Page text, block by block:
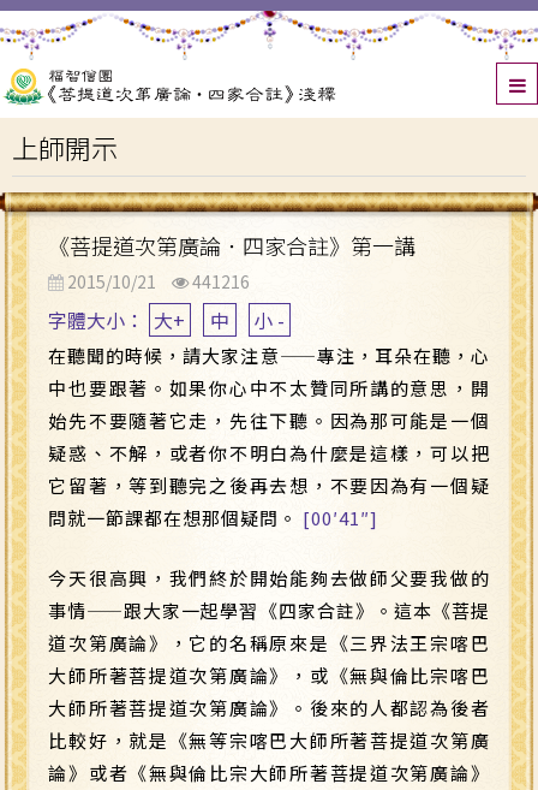
上師開示
《菩提道次第廣論．四家合註》第一講
2015/10/21 441216
字體大小： 大+ 中 小 -
在聽聞的時候，請大家注意——專注，耳朵在聽，心
中也要跟著。如果你心中不太贊同所講的意思，開
始先不要隨著它走，先往下聽。因為那可能是一個
疑惑、不解，或者你不明白為什麼是這樣，可以把
它留著，等到聽完之後再去想，不要因為有一個疑
問就一節課都在想那個疑問。 [00′41″]
今天很高興，我們終於開始能夠去做師父要我做的
事情——跟大家一起學習《四家合註》。這本《菩提
道次第廣論》，它的名稱原來是《三界法王宗喀巴
大師所著菩提道次第廣論》，或《無與倫比宗喀巴
大師所著菩提道次第廣論》。後來的人都認為後者
比較好，就是《無等宗喀巴大師所著菩提道次第廣
論》或者《無與倫比宗大師所著菩提道次第廣論》